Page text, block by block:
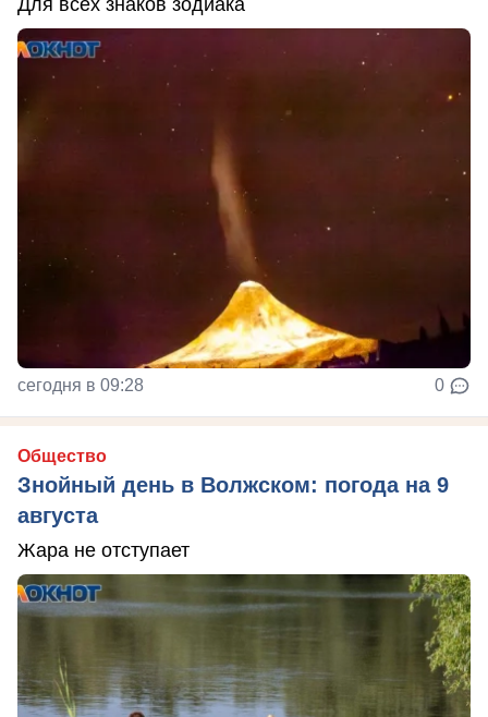
сегодня в 09:28 0
Общество
Знойный день в Волжском: погода на 9
августа
Жара не отступает